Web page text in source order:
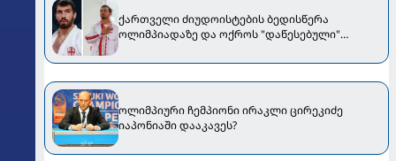
ქართველი ძიუდოისტების ბედისწერა
ოლიმპიადაზე და ოქროს "დაწესებული"
ოლიმპიური ჩემპიონი ირაკლი ცირეკიძე
იაპონიაში დააკავეს?